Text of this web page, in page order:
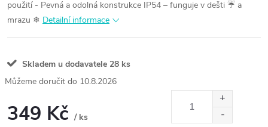
použití - Pevná a odolná konstrukce IP54 – funguje v dešti ☔ a
mrazu ❄ Detailní informace
Skladem u dodavatele 28 ks
10.8.2026
349 Kč / ks